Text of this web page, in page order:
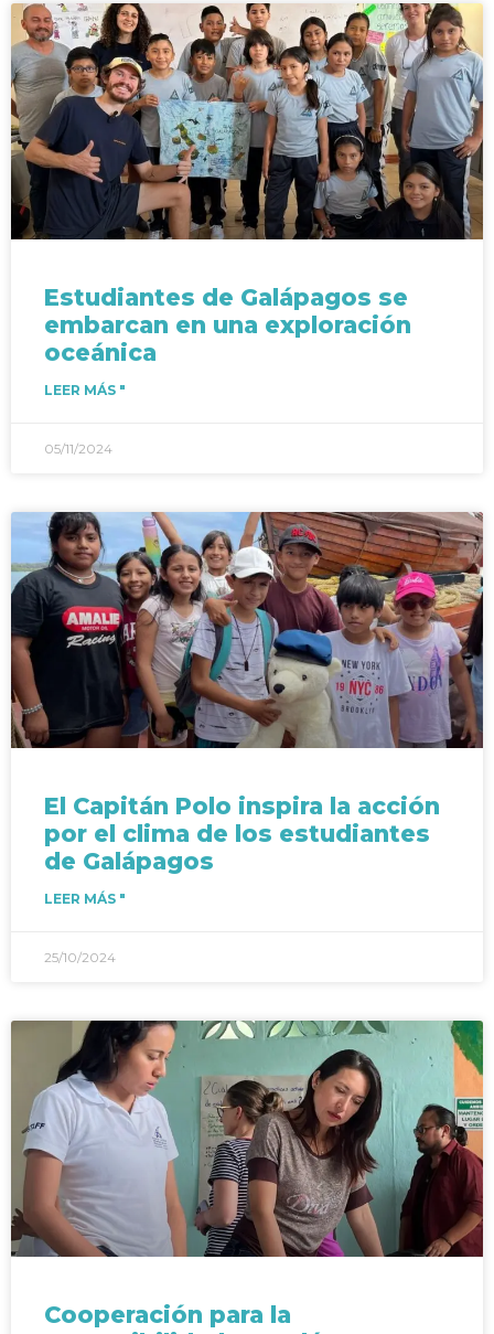
Estudiantes de Galápagos se
embarcan en una exploración
oceánica
LEER MÁS "
05/11/2024
El Capitán Polo inspira la acción
por el clima de los estudiantes
de Galápagos
LEER MÁS "
25/10/2024
Cooperación para la